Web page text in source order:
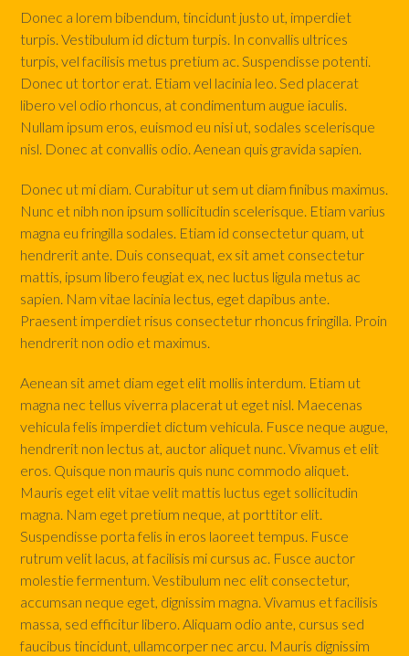
Donec a lorem bibendum, tincidunt justo ut, imperdiet
turpis. Vestibulum id dictum turpis. In convallis ultrices
turpis, vel facilisis metus pretium ac. Suspendisse potenti.
Donec ut tortor erat. Etiam vel lacinia leo. Sed placerat
libero vel odio rhoncus, at condimentum augue iaculis.
Nullam ipsum eros, euismod eu nisi ut, sodales scelerisque
nisl. Donec at convallis odio. Aenean quis gravida sapien.
Donec ut mi diam. Curabitur ut sem ut diam finibus maximus.
Nunc et nibh non ipsum sollicitudin scelerisque. Etiam varius
magna eu fringilla sodales. Etiam id consectetur quam, ut
hendrerit ante. Duis consequat, ex sit amet consectetur
mattis, ipsum libero feugiat ex, nec luctus ligula metus ac
sapien. Nam vitae lacinia lectus, eget dapibus ante.
Praesent imperdiet risus consectetur rhoncus fringilla. Proin
hendrerit non odio et maximus.
Aenean sit amet diam eget elit mollis interdum. Etiam ut
magna nec tellus viverra placerat ut eget nisl. Maecenas
vehicula felis imperdiet dictum vehicula. Fusce neque augue,
hendrerit non lectus at, auctor aliquet nunc. Vivamus et elit
eros. Quisque non mauris quis nunc commodo aliquet.
Mauris eget elit vitae velit mattis luctus eget sollicitudin
magna. Nam eget pretium neque, at porttitor elit.
Suspendisse porta felis in eros laoreet tempus. Fusce
rutrum velit lacus, at facilisis mi cursus ac. Fusce auctor
molestie fermentum. Vestibulum nec elit consectetur,
accumsan neque eget, dignissim magna. Vivamus et facilisis
massa, sed efficitur libero. Aliquam odio ante, cursus sed
faucibus tincidunt, ullamcorper nec arcu. Mauris dignissim